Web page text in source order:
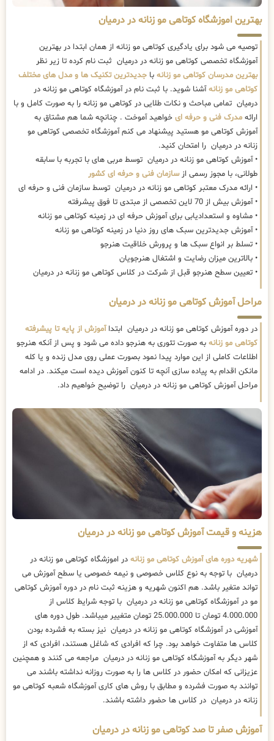
بهترین اموزشگاه کوتاهی مو زنانه در درمیان
توصیه می شود برای یادگیری کوتاهی مو زنانه از همان ابتدا در بهترین
آموزشگاه تخصصی کوتاهی مو زنانه در درمیان ثبت نام کرده تا زیر نظر
بهترین مدرسان کوتاهی مو زنانه با جدیدترین تکنیک ها و مدل های مختلف
کوتاهی مو زنانهآشنا شوید. با ثبت نام در آموزشگاه کوتاهی مو زنانه در
درمیان تمامی مباحث و نکات طلایی در کوتاهی مو زنانه را به صورت کامل و با
ارائه مدرک فنی و حرفه ای خواهید آموخت . چنانچه شما هم مشتاق به
آموزش کوتاهی مو هستید پیشنهاد می کنم آموزشگاه تخصصی کوتاهی مو
زنانه در درمیان را امتحان کنید.
• آموزش کوتاهی مو زنانه در درمیان توسط مربی های با تجربه با سابقه
طولانی، با مجوز رسمی ازسازمان فنی و حرفه ای کشور
• ارائه مدرک معتبر کوتاهی مو زنانه در درمیان توسط سازمان فنی و حرفه ای
• آموزش بیش از 70 لاین تخصصی از مبتدی تا فوق پیشرفته
• مشاوه و استعدادیابی برای آموزش حرفه ای در زمینه کوتاهی مو زنانه
• آموزش جدیدترین سبک های روز دنیا در زمینه کوتاهی مو زنانه
• تسلط بر انواع سبک ها و پرورش خلاقیت هنرجو
• بالاترین میزان رضایت و اشتغال هنرجویان
• تعیین سطح هنرجو قبل از شرکت در کلاس کوتاهی مو زنانه در درمیان
مراحل آموزش کوتاهی مو زنانه در درمیان
در دوره آموزش کوتاهی مو زنانه در درمیان ابتداآموزش از پایه تا پیشرفته
کوتاهی مو زنانه به صورت تئوری به هنرجو داده می شود و پس از آنکه هنرجو
اطلاعات کاملی از این موارد پیدا نمود بصورت عملی روی مدل زنده و یا کله
مانکن اقدام به پیاده سازی آنچه تا کنون آموزش دیده است میکند. در ادامه
مراحل آموزش کوتاهی مو زنانه در درمیان را توضیح خواهیم داد.
هزینه و قیمت آموزش کوتاهی مو زنانه در درمیان
شهریه دوره های آموزش کوتاهی مو زنانه در اموزشگاه کوتاهی مو زنانه در
درمیان با توجه به نوع کلاس خصوصی و نیمه خصوصی یا سطح آموزش می
تواند متغیر باشد. هم اکنون شهریه و هزینه ثبت نام در دوره آموزش کوتاهی
مو در آموزشگاه کوتاهی مو زنانه در درمیان با توجه شرایط کلاس از
4.000.000 تومان تا 25.000.000 تومان متغییر میباشد. طول دوره های
آموزشی در آموزشگاه کوتاهی مو زنانه در درمیان نیز بسته به فشرده بودن
کلاس ها متفاوت خواهد بود. چرا که افرادی که شاغل هستند، افرادی که از
شهر دیگر به آموزشگاه کوتاهی مو زنانه در درمیان مراجعه می کنند و همچنین
عزیزانی که امکان حضور در کلاس ها را به صورت روزانه نداشته باشند می
توانند به صورت فشرده و مطابق با روش های کاری آموزشگاه شعبه کوتاهی مو
زنانه در درمیان در کلاس ها حضور داشته باشند.
آموزش صفر تا صد کوتاهی مو زنانه در درمیان